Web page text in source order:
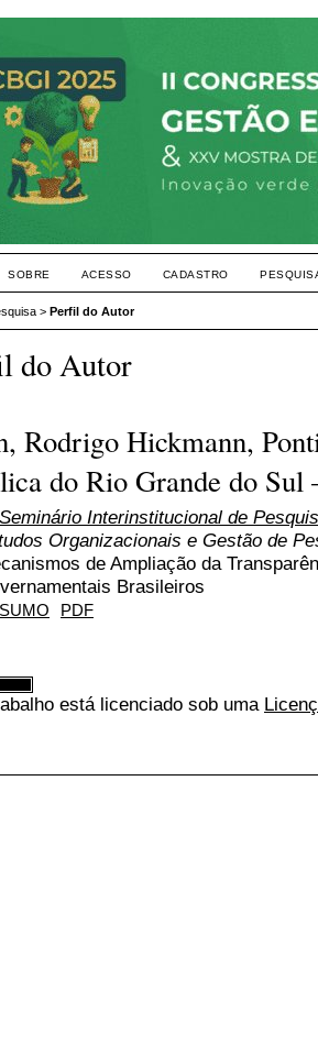
SOBRE ACESSO CADASTRO
> Perfil do Autor
do Autor
Rodrigo Hickmann,
do Rio Grande do
Interinstitucional de
Organizacionais e Gestão de
de Ampliação da
Brasileiros
PDF
está licenciado sob uma